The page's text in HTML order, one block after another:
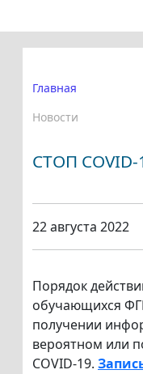
Главная
Новости
СТОП COVID-
22 августа 2022
Порядок
обучающихся
получении
вероятном или
COVID-19.